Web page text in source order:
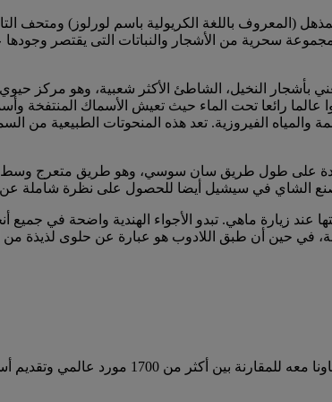
المذهل (المعروف باللغة الكريولية باسم لورلوز)
سحرية من الأشجار والنباتات التى يقتصر وجودها
بأشجار النخيل، الشاطئ الأكثر شعبية، وهو مركز
رائعا تحت الماء حيث تعيش الأسماك المنتفخة
والمياه الفيروزية. تعد هذه المنحوتات الطبيعية من
على طول طريق سان سوسي، وهو طريق متعرج وسط
مصنع الشاي في سيشيل أيضا للحصول على نظرة
زيارة ماهي. تبدو الأجواء الهندية واضحة في جميع
في حين أن طبق اللادوب هو عبارة عن حلوى لذيذة